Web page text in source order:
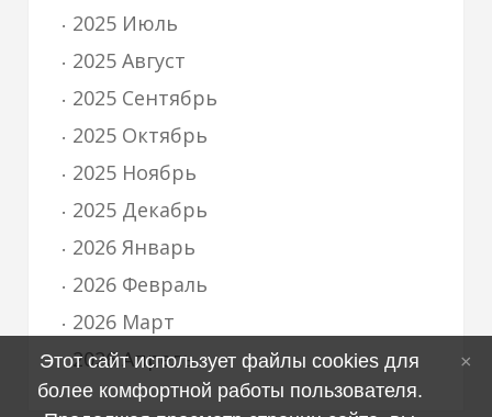
2025 Июль
2025 Август
2025 Сентябрь
2025 Октябрь
2025 Ноябрь
2025 Декабрь
2026 Январь
2026 Февраль
2026 Март
2026 Апрель
Этот сайт использует файлы cookies для
более комфортной работы пользователя.